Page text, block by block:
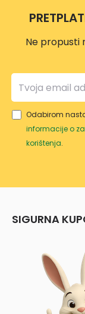
Ne propusti
Odabirom
informacije o
korištenja.
SIGURNA